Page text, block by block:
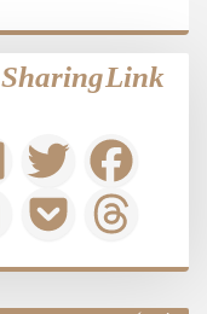
Sharing Link